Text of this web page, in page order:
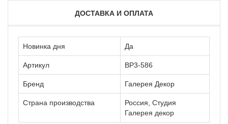
ДОСТАВКА И ОПЛАТА
Новинка дня Да
Артикул ВР3-586
Бренд Галерея Декор
Страна производства
Россия, Студия
Галерея декор